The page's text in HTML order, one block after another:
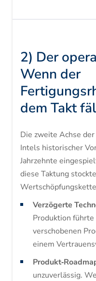
2) Der
Wenn der
dem Takt
Die zweite Achse
Intels historischer
Jahrzehnte
diese Taktung
Verzögerte
Produktion
verschobenen
einem
unzuverlässig.